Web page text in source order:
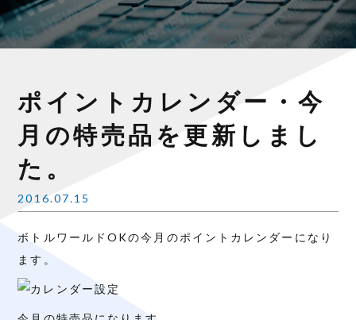
ポイントカレンダー・今
月の特売品を更新しまし
た。
2016.07.15
ボトルワールドOKの今月のポイントカレンダーになり
ます。